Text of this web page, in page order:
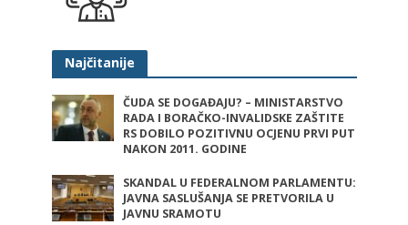
Najčitanije
ČUDA SE DOGAĐAJU? – MINISTARSTVO
RADA I BORAČKO-INVALIDSKE ZAŠTITE
RS DOBILO POZITIVNU OCJENU PRVI PUT
NAKON 2011. GODINE
SKANDAL U FEDERALNOM PARLAMENTU:
JAVNA SASLUŠANJA SE PRETVORILA U
JAVNU SRAMOTU